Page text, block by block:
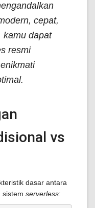
cepat,
kamu dapat
resmi
vs
dasar antara
sistem serverless: